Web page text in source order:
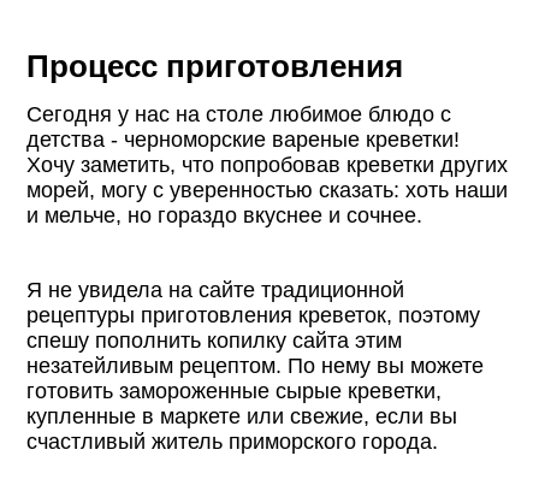
Процесс приготовления
Сегодня у нас на столе любимое блюдо с
детства - черноморские вареные креветки!
Хочу заметить, что попробовав креветки других
морей, могу с уверенностью сказать: хоть наши
и мельче, но гораздо вкуснее и сочнее.
Я не увидела на сайте традиционной
рецептуры приготовления креветок, поэтому
спешу пополнить копилку сайта этим
незатейливым рецептом. По нему вы можете
готовить замороженные сырые креветки,
купленные в маркете или свежие, если вы
счастливый житель приморского города.